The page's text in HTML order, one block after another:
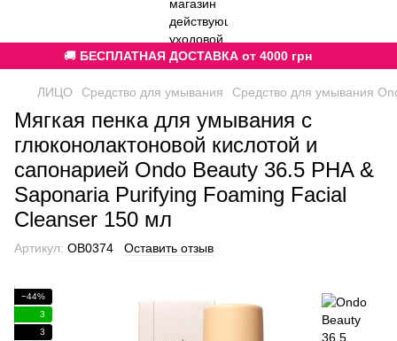
🚚 БЕСПЛАТНАЯ ДОСТАВКА от 4000 грн
ЛИЦО Средство для умывания Средство для умывания
Мягкая пенка для умывания с
глюконолактоновой кислотой и
сапонарией Ondo Beauty 36.5 PHA &
Saponaria Purifying Foaming Facial
Cleanser 150 мл
Артикул: OB0374 Оставить отзыв
−44%
3
3